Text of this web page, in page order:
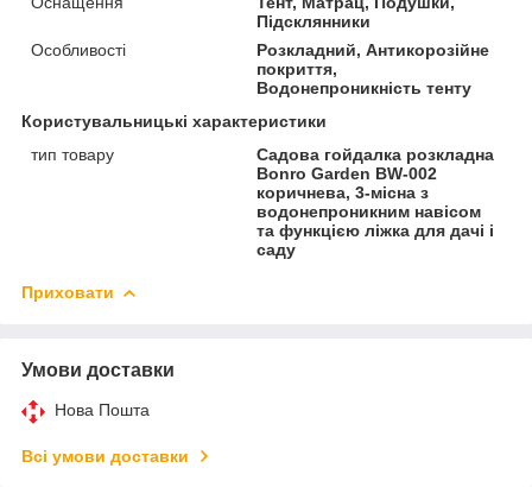
Підсклянники
Особливості
Розкладний, Антикорозійне
покриття,
Водонепроникність тенту
Користувальницькі характеристики
тип товару
Садова гойдалка розкладна
Bonro Garden BW-002
коричнева, 3-місна з
водонепроникним навісом
та функцією ліжка для дачі і
саду
Приховати
Умови доставки
Нова Пошта
Всі умови доставки